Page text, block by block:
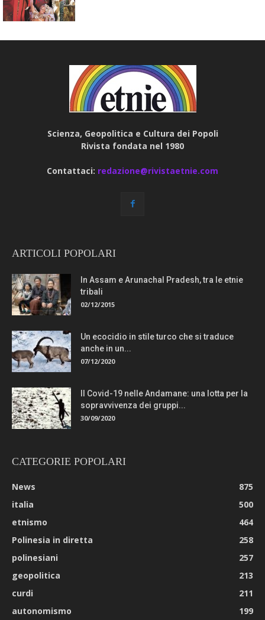
Scienza, Geopolitica e Cultura dei Popoli
Rivista fondata nel 1980
Contattaci: redazione@rivistaetnie.com
ARTICOLI POPOLARI
In Assam e Arunachal Pradesh, tra le etnie
tribali
02/12/2015
Un ecocidio in stile turco che si traduce
anche in un...
07/12/2020
Il Covid-19 nelle Andamane: una lotta per la
sopravvivenza dei gruppi...
30/09/2020
CATEGORIE POPOLARI
News
875
italia
500
etnismo
464
Polinesia in diretta
258
polinesiani
257
geopolitica
213
curdi
211
autonomismo
199